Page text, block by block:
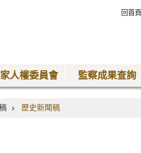
回首頁
人權委員會 監察成果查詢
歷史新聞稿